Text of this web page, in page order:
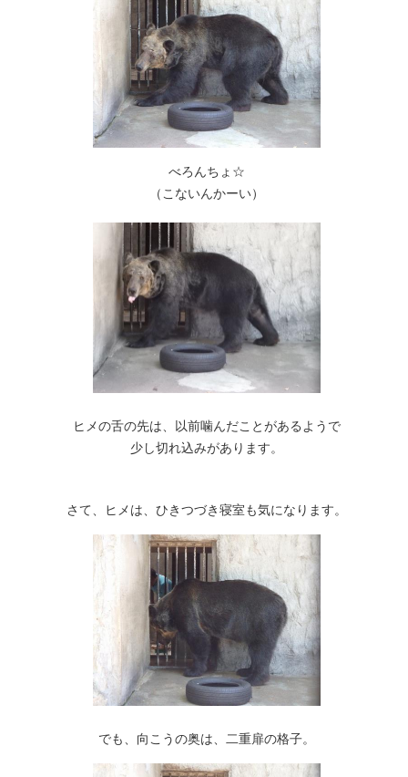
べろんちょ☆
（こないんかーい）
ヒメの舌の先は、以前噛んだことがあるようで
少し切れ込みがあります。
さて、ヒメは、ひきつづき寝室も気になります。
でも、向こうの奥は、二重扉の格子。